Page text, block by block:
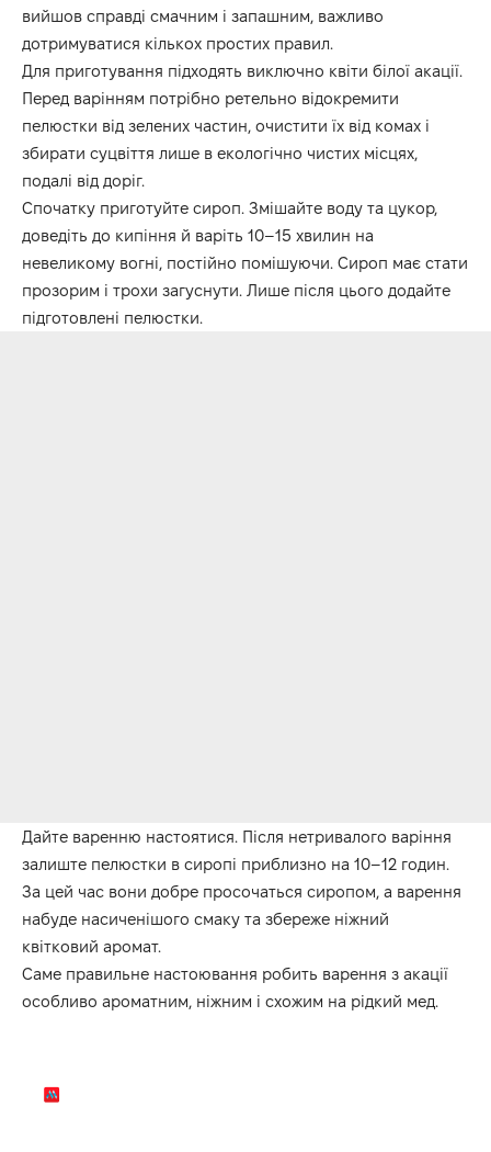
вийшов справді смачним і запашним, важливо
дотримуватися кількох простих правил.
Для приготування підходять виключно квіти білої акації.
Перед варінням потрібно ретельно відокремити
пелюстки від зелених частин, очистити їх від комах і
збирати суцвіття лише в екологічно чистих місцях,
подалі від доріг.
Спочатку приготуйте сироп. Змішайте воду та цукор,
доведіть до кипіння й варіть 10–15 хвилин на
невеликому вогні, постійно помішуючи. Сироп має стати
прозорим і трохи загуснути. Лише після цього додайте
підготовлені пелюстки.
Дайте варенню настоятися. Після нетривалого варіння
залиште пелюстки в сиропі приблизно на 10–12 годин.
За цей час вони добре просочаться сиропом, а варення
набуде насиченішого смаку та збереже ніжний
квітковий аромат.
Саме правильне настоювання робить варення з акації
особливо ароматним, ніжним і схожим на рідкий мед.